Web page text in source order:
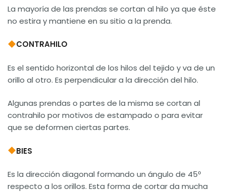
La mayoría de las prendas se cortan al hilo ya que éste
no estira y mantiene en su sitio a la prenda.
CONTRAHILO
Es el sentido horizontal de los hilos del tejido y va de un
orillo al otro. Es perpendicular a la dirección del hilo.
Algunas prendas o partes de la misma se cortan al
contrahilo por motivos de estampado o para evitar
que se deformen ciertas partes.
BIES
Es la dirección diagonal formando un ángulo de 45º
respecto a los orillos. Esta forma de cortar da mucha